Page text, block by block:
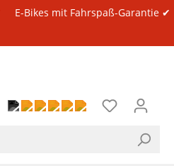
E-Bikes mit Fahrspaß-Garantie ✔